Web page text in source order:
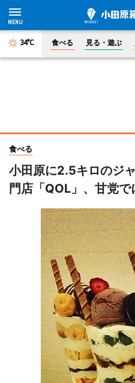
34°C 食べる 見る・遊ぶ
食べる
小田原に2.5キロのジ
門店「QOL」、甘党で